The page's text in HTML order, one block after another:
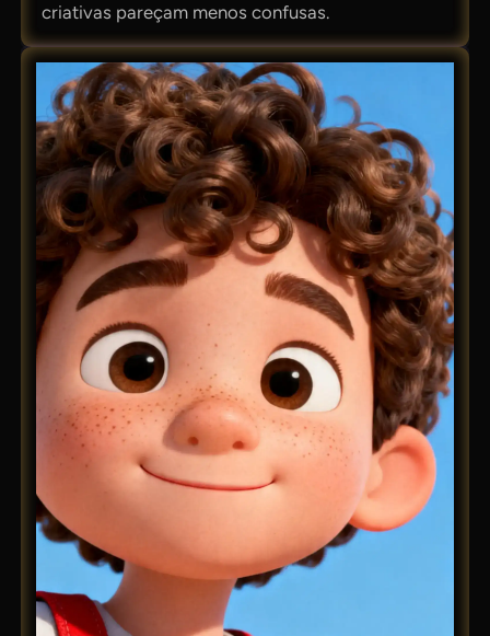
criativas pareçam menos confusas.